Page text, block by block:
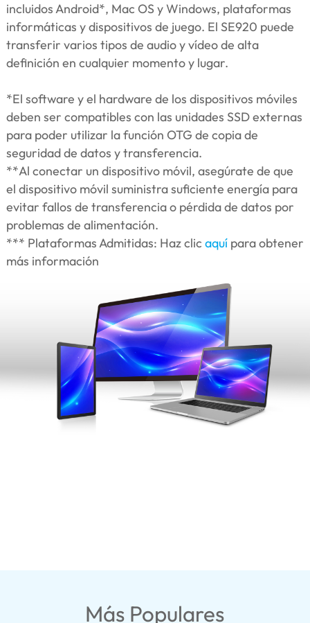
incluidos Android*, Mac OS y Windows, plataformas
informáticas y dispositivos de juego. El SE920 puede
transferir varios tipos de audio y vídeo de alta
definición en cualquier momento y lugar.
*El software y el hardware de los dispositivos móviles
deben ser compatibles con las unidades SSD externas
para poder utilizar la función OTG de copia de
seguridad de datos y transferencia.
**Al conectar un dispositivo móvil, asegúrate de que
el dispositivo móvil suministra suficiente energía para
evitar fallos de transferencia o pérdida de datos por
problemas de alimentación.
*** Plataformas Admitidas: Haz clic aquípara obtener
más información
Más Populares